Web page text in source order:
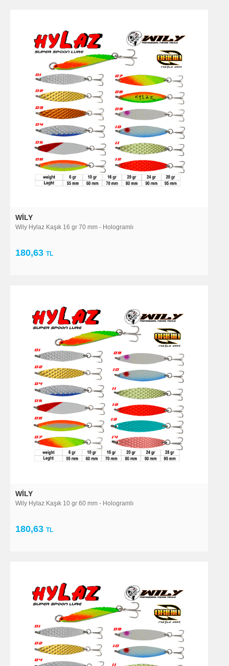
WILY
Wily Hylaz Kaşık 16 gr 70 mm - Hologramlı
180,63 TL
WILY
Wily Hylaz Kaşık 10 gr 60 mm - Hologramlı
180,63 TL